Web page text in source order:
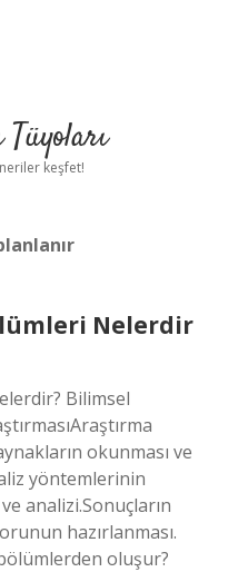
Tüyoları
keşfet!
Nelerdir
Bilimsel
okunması ve
yöntemlerinin
analizi.Sonuçların
hazırlanması.
oluşur?